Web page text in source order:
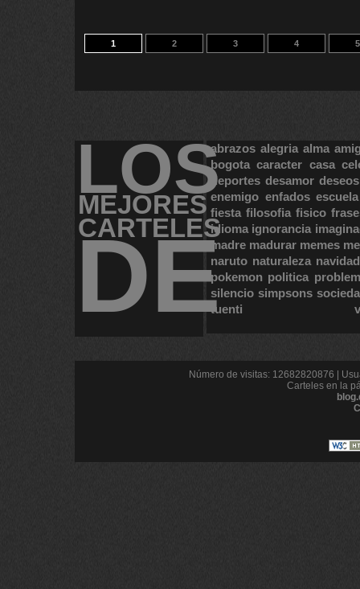
1 2 3 4 5
LOS
MEJORES
CARTELES
DE
abrazos alegria alma
bogota caracter casa
deportes desamor deseos
enemigo enfados escuela
fiesta filosofia fisico
idioma ignorancia
madre madurar memes
naruto naturaleza navidad
pokemon politica
silencio simpsons
tuenti
Número de visitas: 12682820876 |
Carteles en la